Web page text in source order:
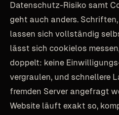
Datenschutz-Risiko samt
geht auch anders.
lassen sich vollständig
lässt sich cookielos
doppelt: keine
vergraulen, und schnellere
fremden Server angefragt
Website läuft exakt so,